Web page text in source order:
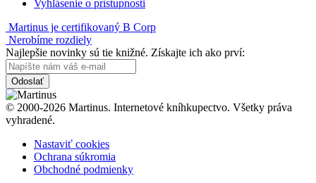
Vyhlásenie o prístupnosti
Martinus je certifikovaný B Corp
Nerobíme rozdiely
Najlepšie novinky sú tie knižné. Získajte ich ako prví:
Odoslať
© 2000-2026 Martinus. Internetové kníhkupectvo. Všetky práva
vyhradené.
Nastaviť cookies
Ochrana súkromia
Obchodné podmienky